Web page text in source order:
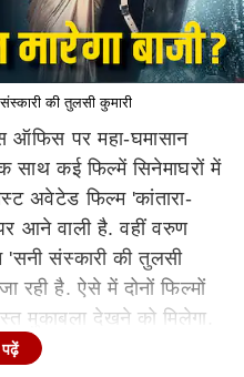
की तुलसी कुमारी
ऑफिस पर महा-घमासान
साथ कई फिल्में सिनेमाघरों में
अवेटेड फिल्म 'कांतारा-
आने वाली है. वहीं वरुण
'सनी संस्कारी की तुलसी
रही है. ऐसे में दोनों फिल्मों
मुकाबला देखने को मिलेगा.
2022 में रिलीज हुई फिल्म